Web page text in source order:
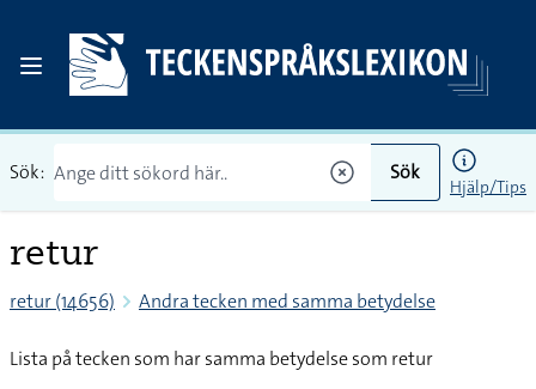
Sök: Sök
Hjälp/Tips
retur
retur (14656) Andra tecken med samma betydelse
Lista på tecken som har samma betydelse som retur